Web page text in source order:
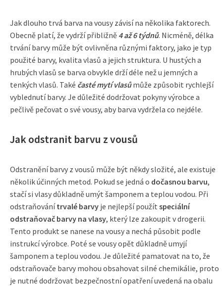
Jak dlouho trvá barva na vousy závisí na několika faktorech.
Obecně platí, že vydrží přibližně 4 až 6 týdnů. Nicméně, délka
trvání barvy může být ovlivněna různými faktory, jako je typ
použité barvy, kvalita vlasů a jejich struktura. U hustých a
hrubých vlasů se barva obvykle drží déle než u jemných a
tenkých vlasů. Také časté mytí vlasůmůže způsobit rychlejší
vyblednutí barvy. Je důležité dodržovat pokyny výrobce a
pečlivě pečovat o své vousy, aby barva vydržela co nejdéle.
Jak odstranit barvu z vousů
Odstranění barvy z vousů může být někdy složité, ale existuje
několik účinných metod. Pokud se jedná o dočasnou barvu,
stačí si vlasy důkladně umýt šamponem a teplou vodou. Při
odstraňovánítrvalé barvy je nejlepší použít speciální
odstraňovač barvy na vlasy, který lze zakoupit v drogerii.
Tento produkt se nanese na vousy a nechá působit podle
instrukcí výrobce. Poté se vousy opět důkladně umyjí
šamponem a teplou vodou. Je důležité pamatovat na to, že
odstraňovače barvy mohou obsahovat silné chemikálie, proto
je nutné dodržovat bezpečnostní opatření uvedená na obalu